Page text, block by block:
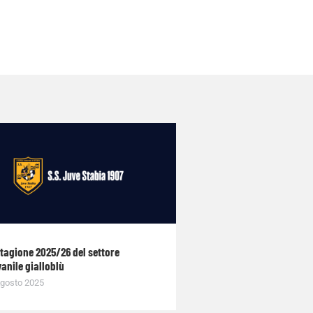
2025/26 del settore
gialloblù
2025